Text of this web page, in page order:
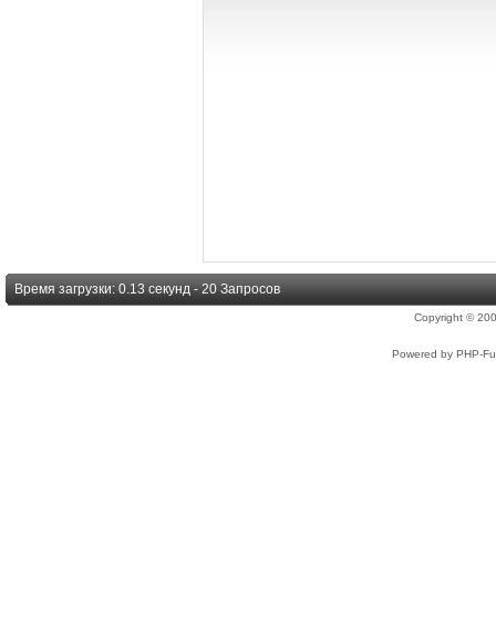
Время загрузки: 0.13 секунд - 20 Запросов
Copyright ©
Powered by PHP-